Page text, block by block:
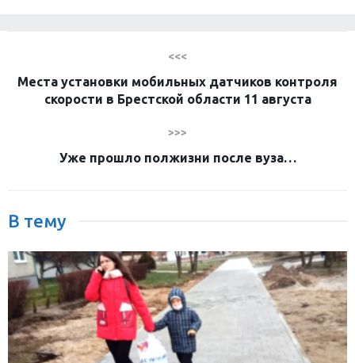
<<<
Места установки мобильных датчиков контроля
скорости в Брестской области 11 августа
>>>
Уже прошло полжизни после вуза…
В тему